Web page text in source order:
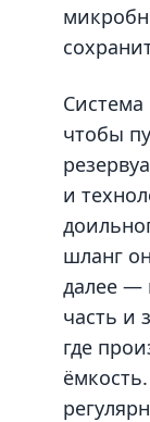
Система
чтобы
и
шланг
далее —
часть и
где